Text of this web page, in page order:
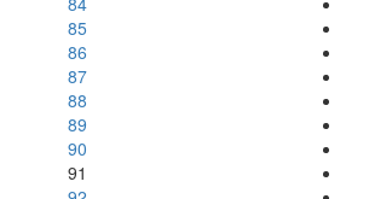
85
86
87
88
89
90
91